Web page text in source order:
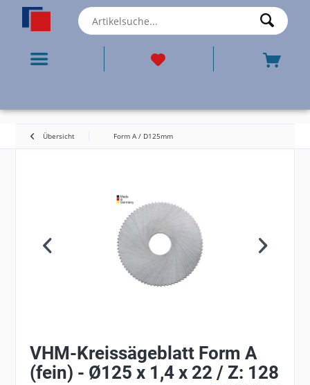
Übersicht Form A / D125mm
VHM-Kreissägeblatt Form A
(fein) - Ø125 x 1,4 x 22 / Z: 128